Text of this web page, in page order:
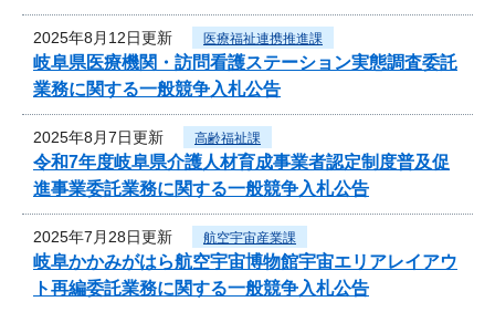
2025年8月12日更新 医療福祉連携推進課
岐阜県医療機関・訪問看護ステーション実態調査委託
業務に関する一般競争入札公告
2025年8月7日更新 高齢福祉課
令和7年度岐阜県介護人材育成事業者認定制度普及促
進事業委託業務に関する一般競争入札公告
2025年7月28日更新 航空宇宙産業課
岐阜かかみがはら航空宇宙博物館宇宙エリアレイアウ
ト再編委託業務に関する一般競争入札公告